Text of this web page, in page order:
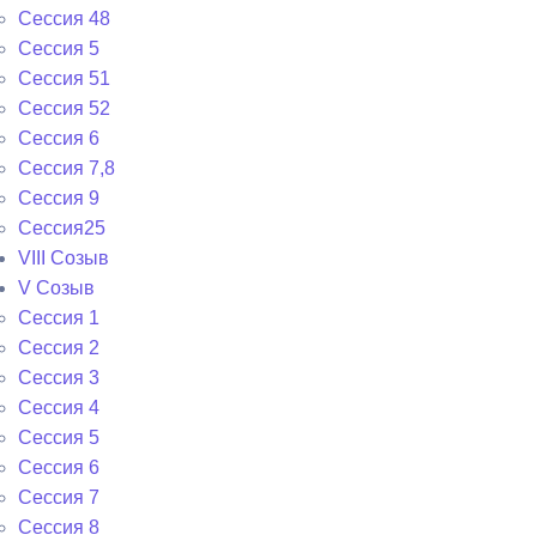
Сессия 48
Сессия 5
Сессия 51
Сессия 52
Сессия 6
Сессия 7,8
Сессия 9
Сессия25
VIII Созыв
V Созыв
Сессия 1
Сессия 2
Сессия 3
Сессия 4
Сессия 5
Сессия 6
Сессия 7
Сессия 8